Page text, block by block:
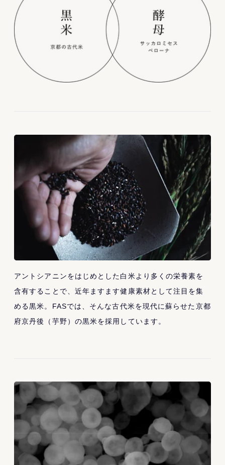
アントシアニンをはじめとした白米より多くの栄養素を
含有することで、近年ますます健康素材として注目を集
める黒米。FASでは、そんな古代米を現代に蘇らせた京都
府京丹後（芋野）の黒米を採用しています。